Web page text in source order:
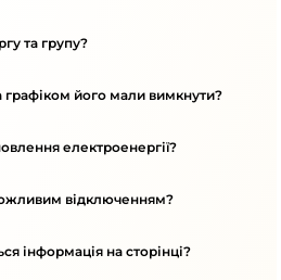
та групу?
графіком його мали вимкнути?
електроенергії?
відключенням?
інформація на сторінці?